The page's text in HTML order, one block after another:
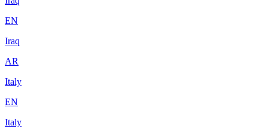
EN
Iraq
AR
Italy
EN
Italy